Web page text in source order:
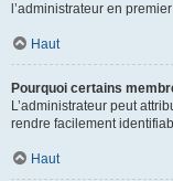
l’administrateur en
Haut
Pourquoi certains
L’administrateur peut
rendre facilement
Haut